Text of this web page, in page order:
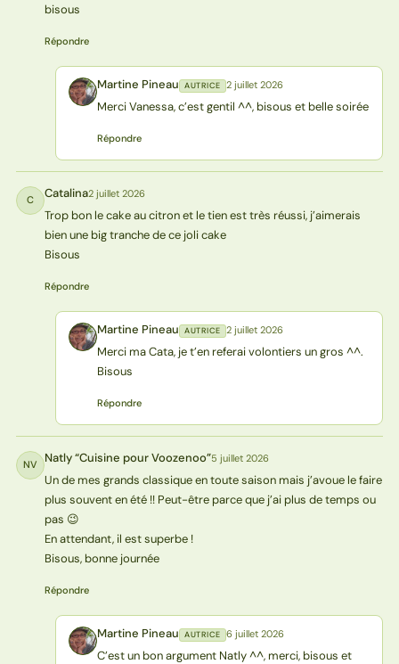
bisous
Répondre
MP Martine Pineau AUTRICE 2 juillet 2026
Merci Vanessa, c’est gentil ^^, bisous et belle soirée
Répondre
C Catalina2 juillet 2026
Trop bon le cake au citron et le tien est très réussi, j’aimerais
bien une big tranche de ce joli cake
Bisous
Répondre
MP Martine Pineau AUTRICE 2 juillet 2026
Merci ma Cata, je t’en referai volontiers un gros ^^.
Bisous
Répondre
NV Natly “Cuisine pour Voozenoo”5 juillet 2026
Un de mes grands classique en toute saison mais j’avoue le faire
plus souvent en été !! Peut-être parce que j’ai plus de temps ou
pas 😉
En attendant, il est superbe !
Bisous, bonne journée
Répondre
MP Martine Pineau AUTRICE 6 juillet 2026
C’est un bon argument Natly ^^, merci, bisous et